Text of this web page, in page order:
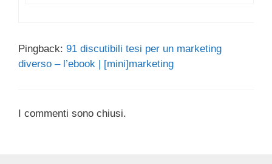
Pingback: 91 discutibili tesi per un marketing
diverso – l’ebook | [mini]marketing
I commenti sono chiusi.